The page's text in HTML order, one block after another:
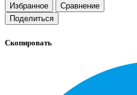
Избранное
Сравнение
Поделиться
Скопировать